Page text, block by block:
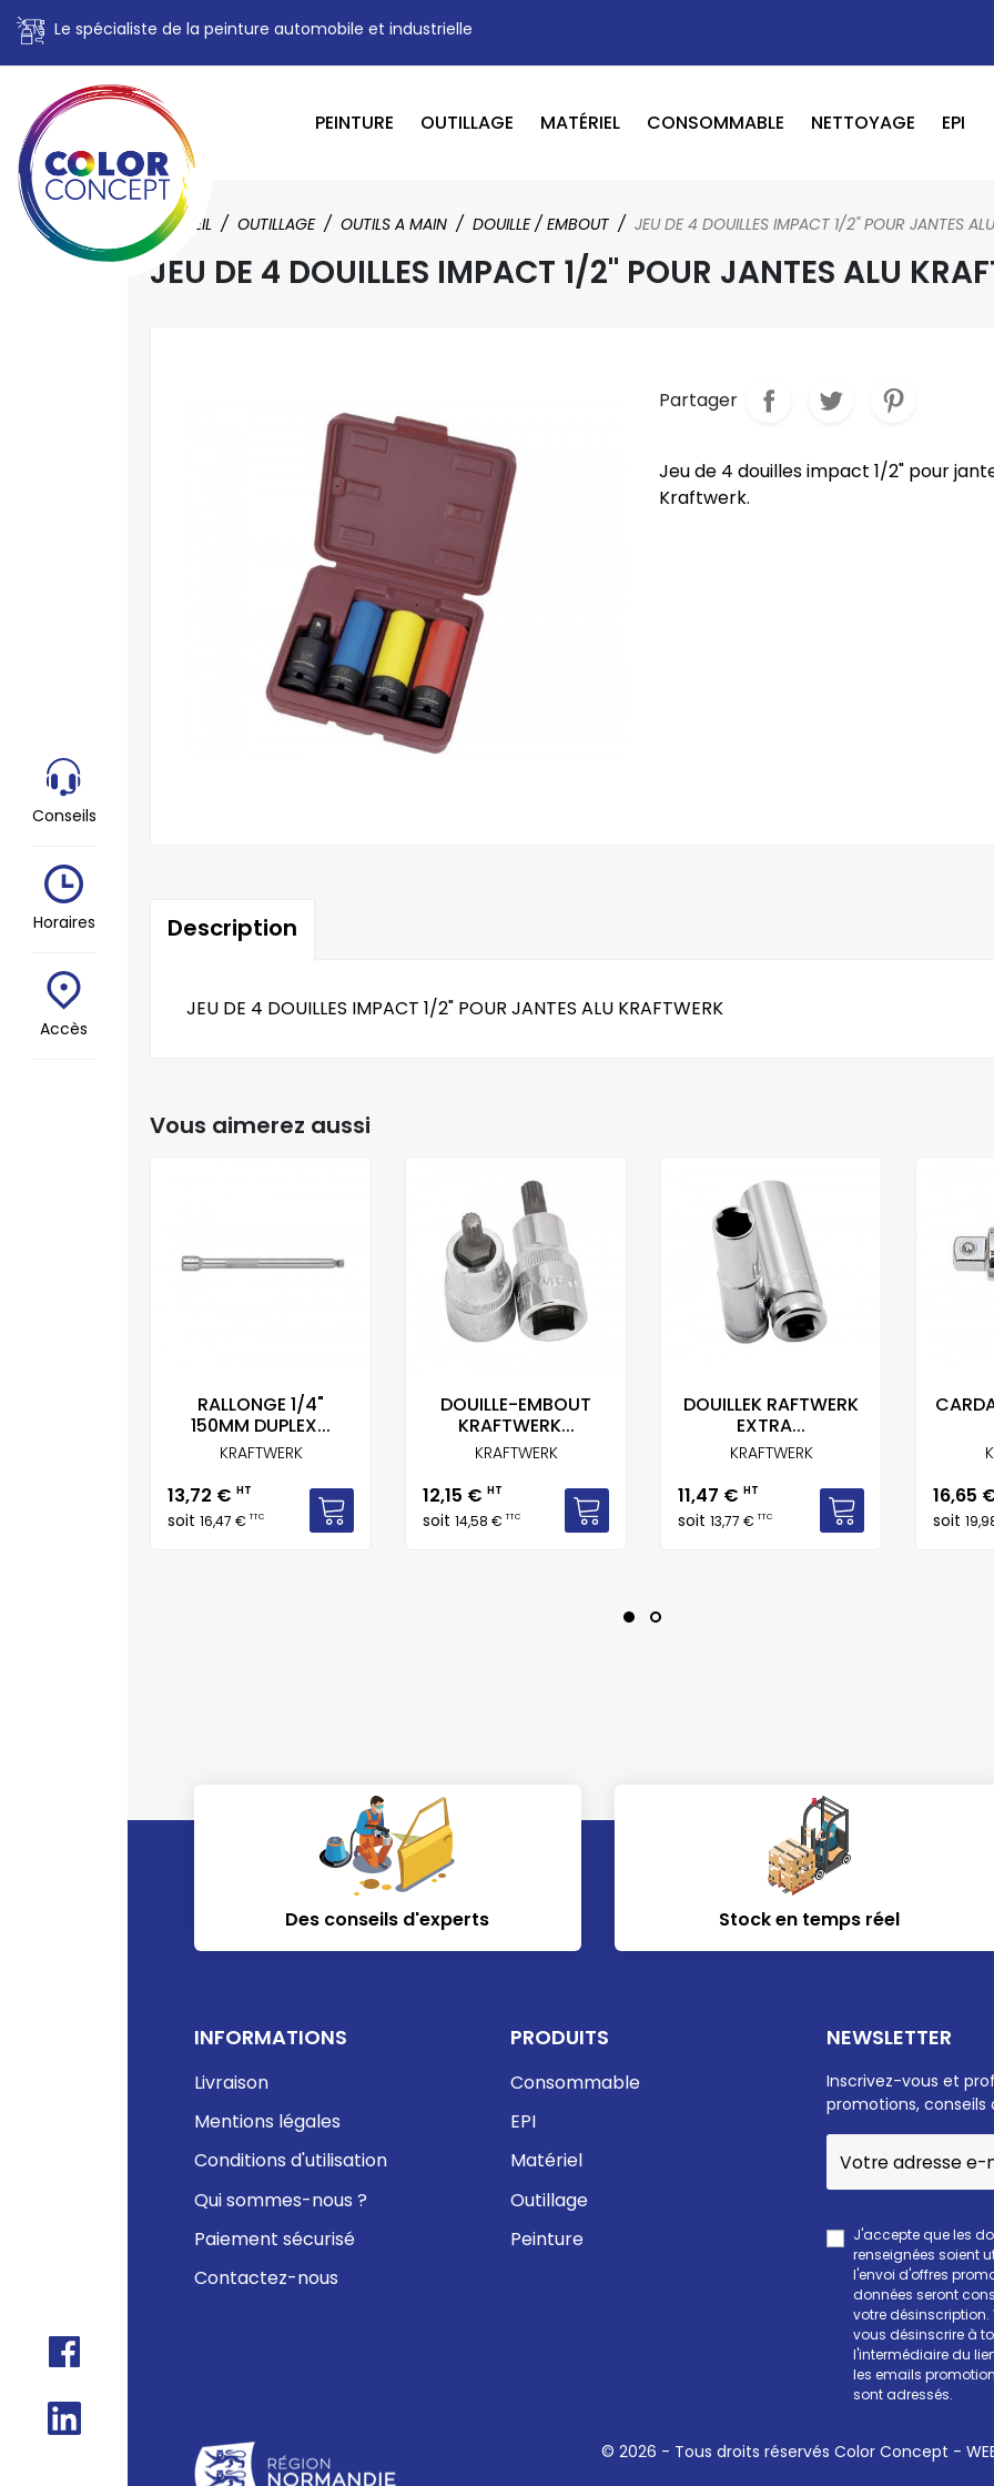
Le spécialiste de la peinture automobile et industrielle
PEINTURE OUTILLAGE MATÉRIEL CONSOMMABLE NETTOYAGE EPI
ACCUEIL OUTILLAGE OUTILS A MAIN DOUILLE / EMBOUT JEU DE 4 DOUILLES IMPACT 1/2" POUR JANTES
JEU DE 4 DOUILLES IMPACT 1/2" POUR JANTES ALU
Partager
Jeu de 4 douilles impact 1/2" pour
Kraftwerk.
Description
JEU DE 4 DOUILLES IMPACT 1/2" POUR JANTES ALU KRAFTWERK
Vous aimerez aussi
RALLONGE 1/4"
150MM DUPLEX...
KRAFTWERK
Prix
13,72 € HT
soit 16,47 €TTC
DOUILLE-EMBOUT
KRAFTWERK...
KRAFTWERK
Prix
12,15 € HT
soit 14,58 €TTC
DOUILLEK RAFTWERK
EXTRA...
KRAFTWERK
Prix
11,47 € HT
soit 13,77 €TTC
Prix
16,65
soit
Des conseils d'experts Stock en temps réel
INFORMATIONS
Livraison
Mentions légales
Conditions d'utilisation
Qui sommes-nous ?
Paiement sécurisé
Contactez-nous
PRODUITS
Consommable
EPI
Matériel
Outillage
Peinture
NEWSLETTER
Inscrivez-vous et
promotions, conseils
J'accepte que les
renseignées soient
l'envoi d'offres
données seront
votre désinscription.
vous désinscrire à
l'intermédiaire du
les emails
sont adressés.
© 2026 - Tous droits réservés Color Concept -
Conseils
Horaires
Accès